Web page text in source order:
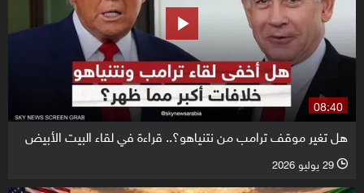
08:40
هل تغير موقف ترامب من نتنياهو؟.. قراءة في لقاء البيت الأبيض
l 29 يوليو 2026